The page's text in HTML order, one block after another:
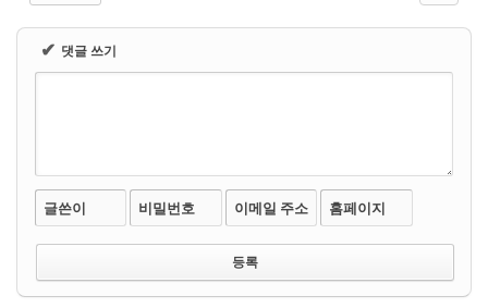
✔ 댓글 쓰기
글쓴이 비밀번호 이메일 주소 홈페이지